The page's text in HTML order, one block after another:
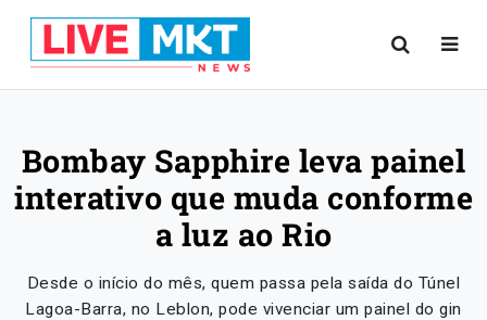
Bombay Sapphire leva painel
interativo que muda conforme
a luz ao Rio
Desde o início do mês, quem passa pela saída do Túnel
Lagoa-Barra, no Leblon, pode vivenciar um painel do gin